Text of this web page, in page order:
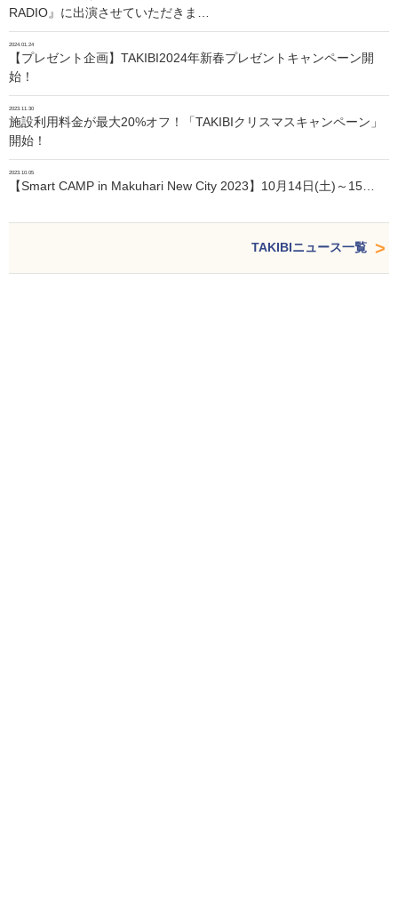
RADIO』に出演させていただきま…
2024.01.24
【プレゼント企画】TAKIBI2024年新春プレゼントキャンペーン開
始！
2023.11.30
施設利用料金が最大20%オフ！「TAKIBIクリスマスキャンペーン」
開始！
2023.10.05
【Smart CAMP in Makuhari New City 2023】10月14日(土)～15…
TAKIBIニュース一覧